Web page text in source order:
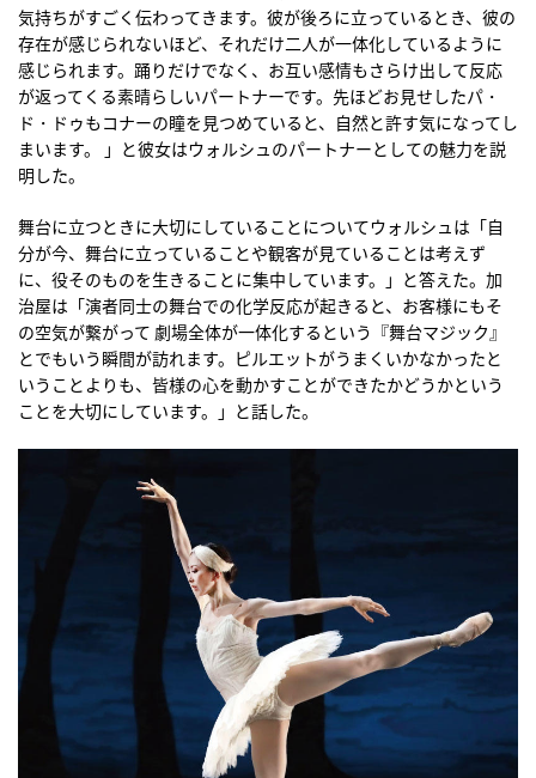
気持ちがすごく伝わってきます。彼が後ろに立っているとき、彼の
存在が感じられないほど、それだけ二人が一体化しているように
感じられます。踊りだけでなく、お互い感情もさらけ出して反応
が返ってくる素晴らしいパートナーです。先ほどお見せしたパ・
ド・ドゥもコナーの瞳を見つめていると、自然と許す気になってし
まいます。 」と彼女はウォルシュのパートナーとしての魅力を説
明した。
舞台に立つときに大切にしていることについてウォルシュは「自
分が今、舞台に立っていることや観客が見ていることは考えず
に、役そのものを生きることに集中しています。」と答えた。加
治屋は「演者同士の舞台での化学反応が起きると、お客様にもそ
の空気が繋がって 劇場全体が一体化するという『舞台マジック』
とでもいう瞬間が訪れます。ピルエットがうまくいかなかったと
いうことよりも、皆様の心を動かすことができたかどうかという
ことを大切にしています。」と話した。